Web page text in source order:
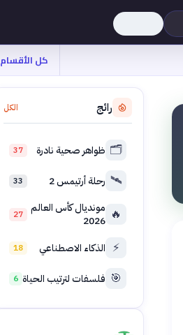
كل الأقسام
رائج الكل
🗂️ ظواهر صحية نادرة 37
🛰️ رحلة أرتيمس 2 33
🔥 مونديال كأس العالم
2026
27
⚡ الذكاء الاصطناعي 18
🎯 فلسفات لترتيب الحياة 6